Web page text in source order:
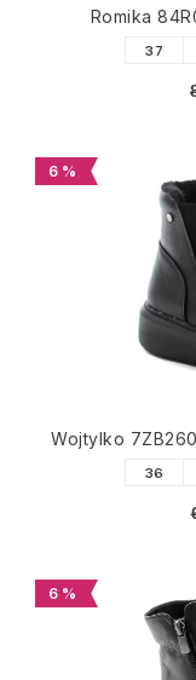
Romika
37
6 %
Wojtylko
36
6 %